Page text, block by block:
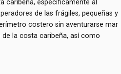
caribeña, específicamente al
de las frágiles, pequeñas y
costero sin aventurarse mar
la costa caribeña, así como